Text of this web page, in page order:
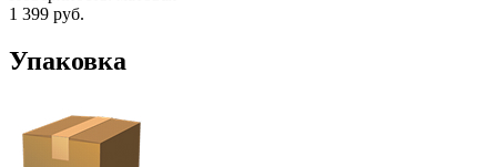
1 399 руб.
Упаковка